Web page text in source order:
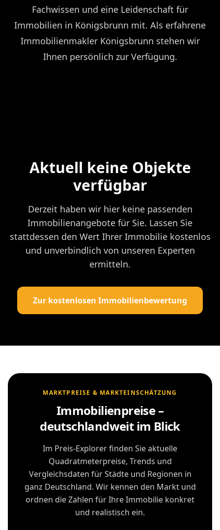
Fachwissen und eine Leidenschaft für
Immobilien in Königsbrunn mit. Als erfahrene
Immobilienmakler Königsbrunn stehen wir
Ihnen persönlich zur Verfügung.
Aktuell keine Objekte
verfügbar
Derzeit haben wir hier keine passenden
Immobilienangebote für Sie. Lassen Sie
stattdessen den Wert Ihrer Immobilie kostenlos
und unverbindlich von unseren Experten
ermitteln.
Zur kostenlosen Immobilienbewertung
MARKTPREISE & MARKTEINSCHÄTZUNG
Immobilienpreise –
deutschlandweit im Blick
Im Preis-Explorer finden Sie aktuelle
Quadratmeterpreise, Trends und
Vergleichsdaten für Städte und Regionen in
ganz Deutschland. Wir kennen den Markt und
ordnen die Zahlen für Ihre Immobilie konkret
und realistisch ein.